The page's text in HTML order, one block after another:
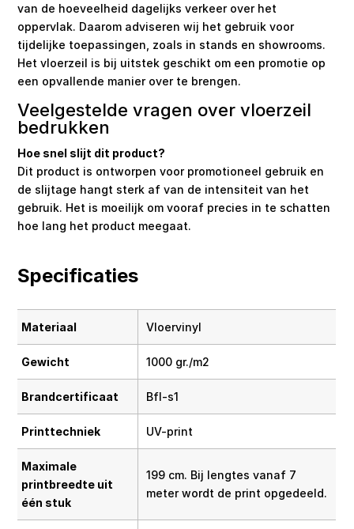
van de hoeveelheid dagelijks verkeer over het
oppervlak. Daarom adviseren wij het gebruik voor
tijdelijke toepassingen, zoals in stands en showrooms.
Het vloerzeil is bij uitstek geschikt om een promotie op
een opvallende manier over te brengen.
Veelgestelde vragen over vloerzeil
bedrukken
Hoe snel slijt dit product?
Dit product is ontworpen voor promotioneel gebruik en
de slijtage hangt sterk af van de intensiteit van het
gebruik. Het is moeilijk om vooraf precies in te schatten
hoe lang het product meegaat.
Specificaties
Materiaal Vloervinyl
Gewicht 1000 gr./m2
Brandcertificaat Bfl-s1
Printtechniek UV-print
Maximale
printbreedte uit
één stuk
199 cm. Bij lengtes vanaf 7
meter wordt de print opgedeeld.